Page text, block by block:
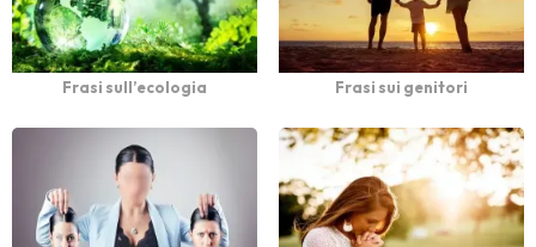
Frasi sull’ecologia Frasi sui genitori